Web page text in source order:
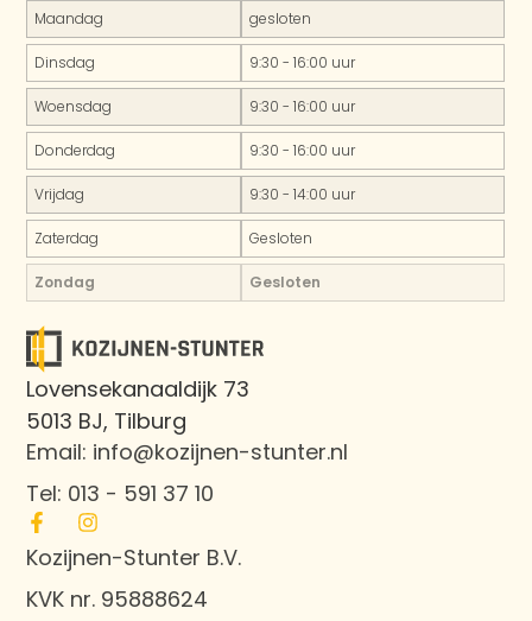
Lovensekanaaldijk 73
5013 BJ, Tilburg
Email: info@kozijnen-stunter.nl
Tel: 013 - 591 37 10
Kozijnen-Stunter B.V.
KVK nr. 95888624
Maandag gesloten
Dinsdag 9:30 - 16:00 uur
Woensdag 9:30 - 16:00 uur
Donderdag 9:30 - 16:00 uur
Vrijdag 9:30 - 14:00 uur
Zaterdag Gesloten
Zondag Gesloten